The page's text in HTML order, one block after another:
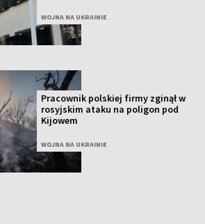
WOJNA NA UKRAINIE
Pracownik polskiej firmy zginął w
rosyjskim ataku na poligon pod
Kijowem
WOJNA NA UKRAINIE